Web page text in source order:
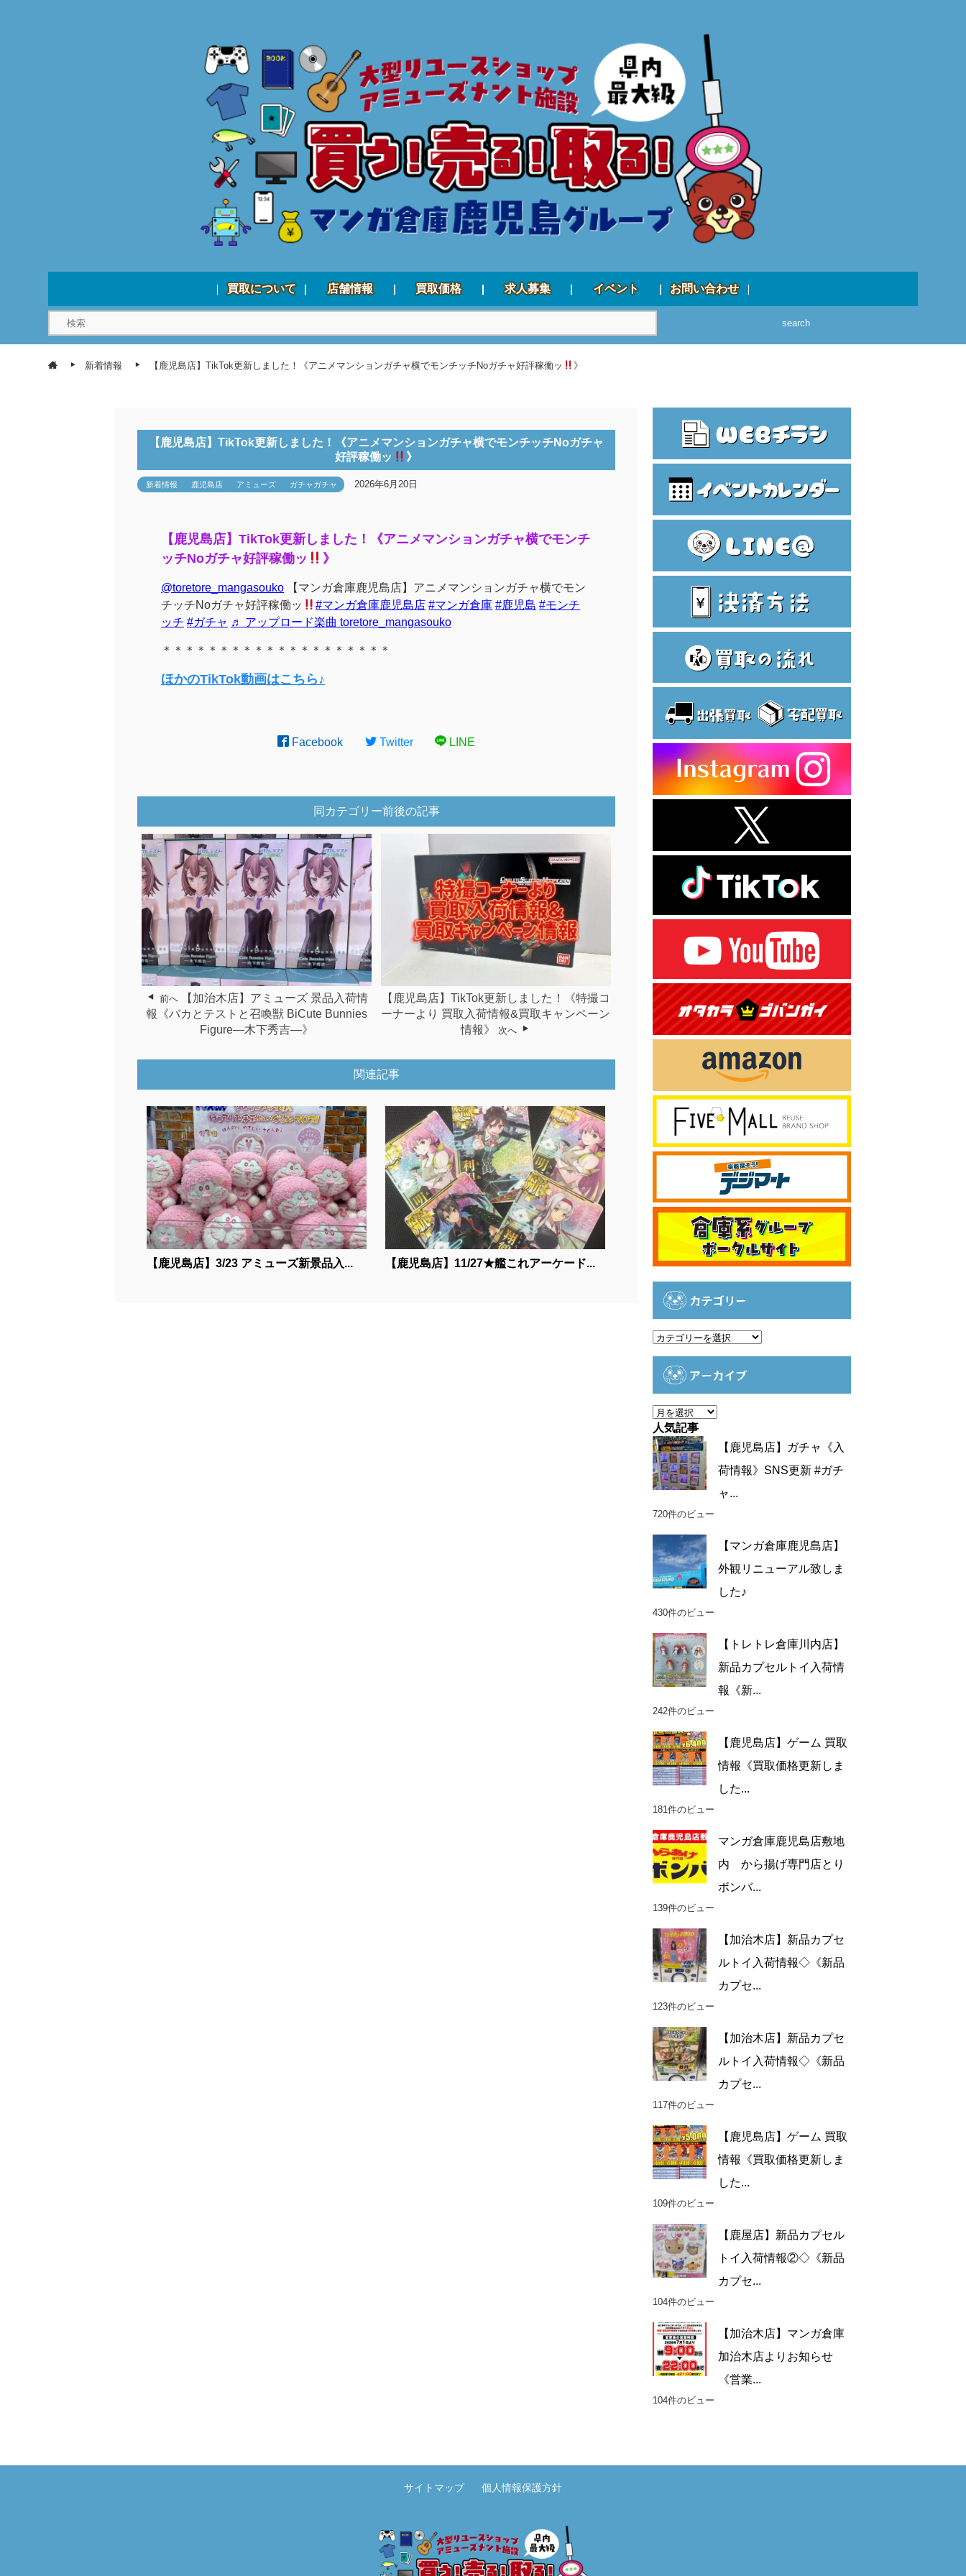
買取について 店舗情報 買取価格 求人募集 イベント お問い合わせ
search
新着情報 【鹿児島店】TikTok更新しました！《アニメマンションガチャ横でモンチッチNoガチャ好評稼働ッ 》
【鹿児島店】TikTok更新しました！《アニメマンションガチャ横でモンチッチNoガチャ
好評稼働ッ
》
新着情報 鹿児島店 アミューズ ガチャガチャ 2026年6月20日
【鹿児島店】TikTok更新しました！《アニメマンションガチャ横でモンチ
ッチNoガチャ好評稼働ッ
》
@toretore_mangasouko 【マンガ倉庫鹿児島店】アニメマンションガチャ横でモン
チッチNoガチャ好評稼働ッ
#マンガ倉庫鹿児島店 #マンガ倉庫 #鹿児島 #モンチ
ッチ #ガチャ ♬ アップロード楽曲 toretore_mangasouko
＊＊＊＊＊＊＊＊＊＊＊＊＊＊＊＊＊＊＊＊
ほかのTikTok動画はこちら♪
Facebook Twitter LINE
同カテゴリー前後の記事
前へ
【加治木店】アミューズ 景品入荷情
報《バカとテストと召喚獣 BiCute Bunnies
Figure―木下秀吉―》
【鹿児島店】TikTok更新しました！《特撮コ
ーナーより 買取入荷情報&買取キャンペーン
情報》
次へ
関連記事
【鹿児島店】3/23 アミューズ新景品入... 【鹿児島店】11/27★艦これアーケード...
カテゴリー
カ
アーカイブ
ア
ー
カ
イ
ブ
人気記事
【鹿児島店】ガチャ《入
荷情報》SNS更新 #ガチ
ャ...
720件のビュー
【マンガ倉庫鹿児島店】
外観リニューアル致しま
した♪
430件のビュー
【トレトレ倉庫川内店】
新品カプセルトイ入荷情
報《新...
242件のビュー
【鹿児島店】ゲーム 買取
情報《買取価格更新しま
した...
181件のビュー
マンガ倉庫鹿児島店敷地
内 から揚げ専門店とり
ボンバ...
139件のビュー
【加治木店】新品カプセ
ルトイ入荷情報◇《新品
カプセ...
123件のビュー
【加治木店】新品カプセ
ルトイ入荷情報◇《新品
カプセ...
117件のビュー
【鹿児島店】ゲーム 買取
情報《買取価格更新しま
した...
109件のビュー
【鹿屋店】新品カプセル
トイ入荷情報②◇《新品
カプセ...
104件のビュー
【加治木店】マンガ倉庫
加治木店よりお知らせ
《営業...
104件のビュー
サイトマップ 個人情報保護方針